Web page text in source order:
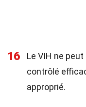
16
Le VIH ne
contrôlé
approprié.